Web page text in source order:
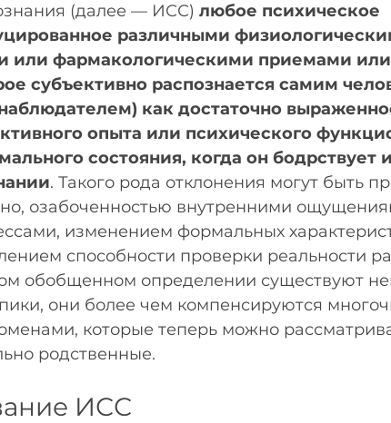
(далее — ИСС) любое психическое
различными
или фармакологическими приемами или
субъективно распознается самим
как достаточно
опыта или психического
состояния, когда он бодрствует
. Такого рода отклонения могут быть
озабоченностью внутренними
изменением формальных
способности проверки реальности
обобщенном определении существуют
они более чем компенсируются
которые теперь можно
родственные.
ИСС